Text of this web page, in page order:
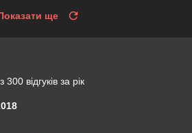
ще
відгуків за рік